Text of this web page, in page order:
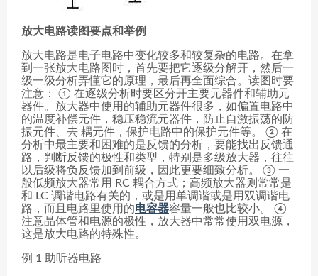
放大电路读图要点和举例
放大电路是电子电路中变化较多和较复杂的电路。在拿
到一张放大电路图时，首先要把它逐级分解开，然后一
级一级分析弄懂它的原理，最后再全面综合。读图时要
注意： ① 在逐级分析时要区分开主要元器件和辅助元
器件。放大器中使用的辅助元器件很多，如偏置电路中
的温度补偿元件，稳压稳流元器件，防止自激振荡的防
振元件、去 耦元件，保护电路中的保护元件等。 ② 在
分析中最主要和困难的是反馈的分析，要能找出反馈通
路，判断反馈的极性和类型，特别是多级放大器，往往
以后级将负反馈加到前级，因此更要细致分析。 ③ 一
般低频放大器常用 RC 耦合方式；高频放大器则常常是
和 LC 调谐电路有关的，或是用单调谐或是用双调谐电
路，而且电路里使用的电容器容量一般也比较小。 ④
注意晶体管和电源的极性，放大器中常常使用双电源，
这是放大电路的特殊性。
例 1 助听器电路